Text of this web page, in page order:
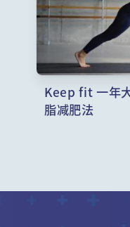
Keep fit 一年
脂减肥法